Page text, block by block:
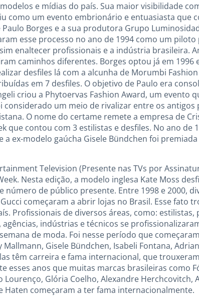
e mídias do país. Sua maior visibilidade
como um evento embrionário e entuasiasta que
Borges e a sua produtora Grupo
esse processo no ano de 1994 como um
enaltecer profissionais e a indústria brasileira.
caminhos diferentes. Borges optou já em 1996
desfiles lá com a alcunha de Morumbi Fashion
em 7 desfiles. O objetivo de Paulo era
criou a Phytoervas Fashion Award, um evento
um meio de rivalizar entre os antigos
O nome do certame remete a empresa de
que contou com 3 estilistas e desfiles. No ano de
a ex-modelo gaúcha Gisele Bündchen foi
Television (Presente nas TVs por
Nesta edição, a modelo inglesa Kate Moss
de público presente. Entre 1998 e 2000,
começaram a abrir lojas no Brasil. Esse fato
Profissionais de diversos áreas, como:
indústrias e técnicos se
de moda. Foi nesse período que
Gisele Bündchen, Isabeli Fontana,
têm carreira e fama internacional, que
esses anos que muitas marcas brasileiras como
Glória Coelho, Alexandre Herchcovitch,
Haten começaram a ter fama internacionalmente.